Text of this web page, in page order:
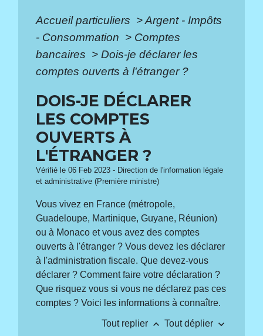
Accueil particuliers >Argent - Impôts
- Consommation > Comptes
bancaires > Dois-je déclarer les
comptes ouverts à l'étranger ?
DOIS-JE DÉCLARER
LES COMPTES
OUVERTS À
L'ÉTRANGER ?
Vérifié le 06 Feb 2023 - Direction de l'information légale
et administrative (Première ministre)
Vous vivez en France (métropole,
Guadeloupe, Martinique, Guyane, Réunion)
ou à Monaco et vous avez des comptes
ouverts à l'étranger ? Vous devez les déclarer
à l'administration fiscale. Que devez-vous
déclarer ? Comment faire votre déclaration ?
Que risquez vous si vous ne déclarez pas ces
comptes ? Voici les informations à connaître.
Tout replier keyboard_arrow_up Tout déplier keyboard_arrow_down